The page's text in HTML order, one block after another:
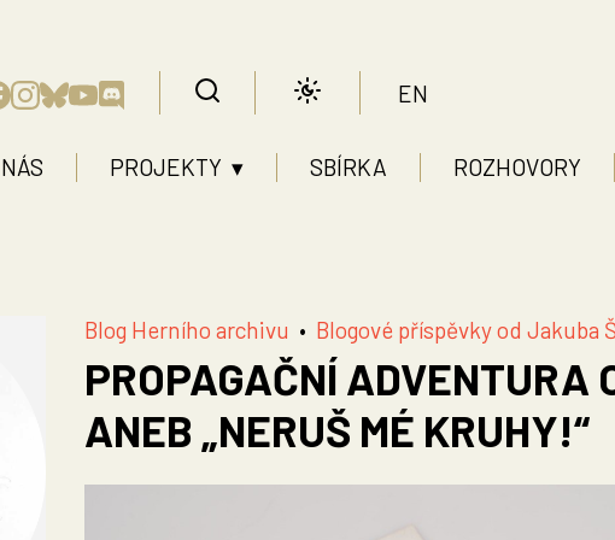
EN
PROJEKTY ▾ SBÍRKA ROZHOVORY
Blog Herního archivu • Blogové příspěvky od Jakuba
PROPAGAČNÍ ADVENTURA
ANEB „NERUŠ MÉ KRUHY!“